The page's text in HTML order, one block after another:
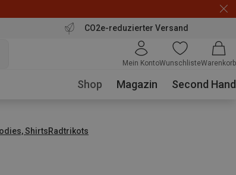
CO2e-reduzierter Versand
Mein KontoWunschlisteWarenkorb
Shop Magazin Second Hand
ShirtsRadtrikots